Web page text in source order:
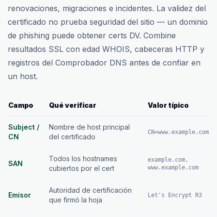
renovaciones, migraciones e incidentes. La validez del
certificado no prueba seguridad del sitio — un dominio
de phishing puede obtener certs DV. Combine
resultados SSL con edad WHOIS, cabeceras HTTP y
registros del Comprobador DNS antes de confiar en
un host.
Campo Qué verificar Valor típico
Subject /
CN
Nombre de host principal
del certificado
CN=www.example.com
SAN
Todos los hostnames
cubiertos por el cert
example.com,
www.example.com
Emisor
Autoridad de certificación
que firmó la hoja
Let's Encrypt R3